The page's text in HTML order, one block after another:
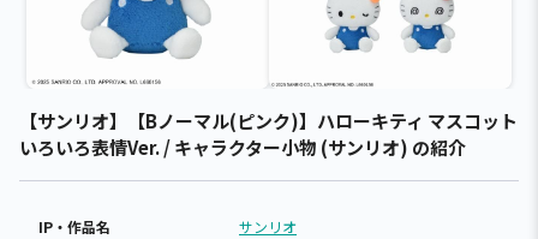
【サンリオ】【Bノーマル(ピンク)】ハローキティ マスコット
いろいろ表情Ver. / キャラクター小物 (サンリオ) の紹介
IP・作品名 サンリオ